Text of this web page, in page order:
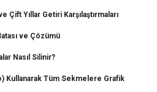
Çift Yıllar Getiri Karşılaştırmaları
ve Çözümü
Nasıl Silinir?
Kullanarak Tüm Sekmelere Grafik